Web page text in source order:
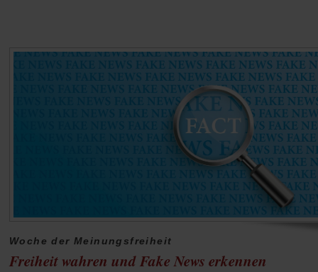
Woche der Meinungsfreiheit
Freiheit wahren und Fake News erkennen